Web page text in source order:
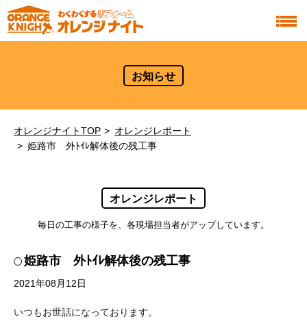
お知らせ
オレンジナイトTOP
オレンジレポート
姫路市 外ﾄｲﾚ解体後の残工事
オレンジレポート
毎日の工事の様子を、各現場担当者がアップしています。
姫路市 外ﾄｲﾚ解体後の残工事
2021年08月12日
いつもお世話になっております。